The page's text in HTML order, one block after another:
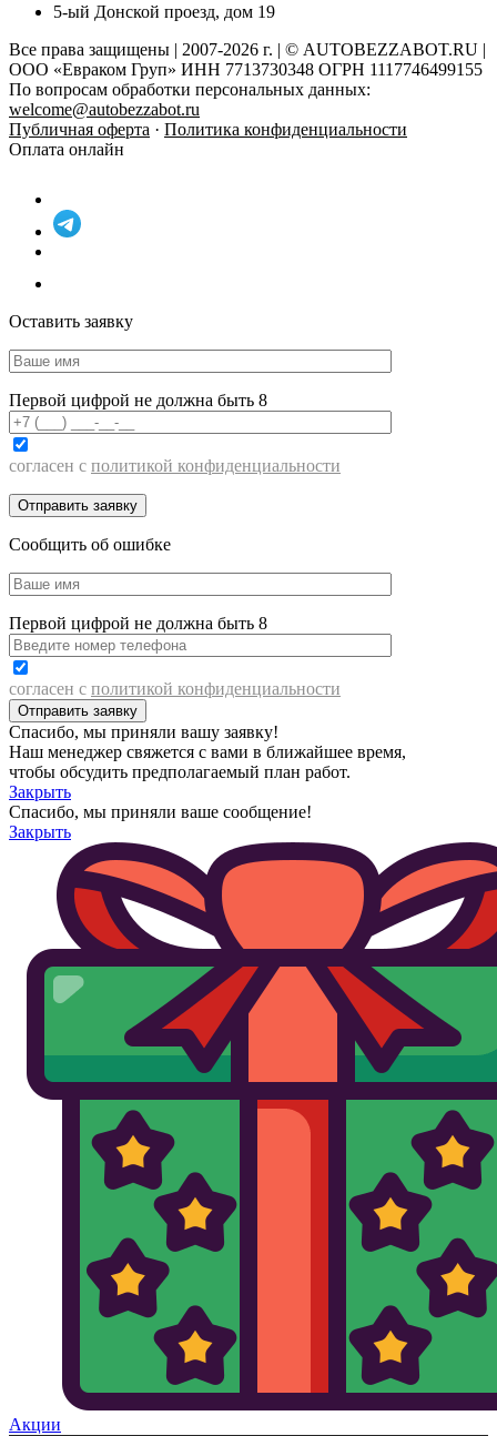
5-ый Донской проезд, дом 19
Все права защищены | 2007-2026 г. | © AUTOBEZZABOT.RU |
ООО «Евраком Груп» ИНН 7713730348 ОГРН 1117746499155
По вопросам обработки персональных данных:
welcome@autobezzabot.ru
Публичная оферта · Политика конфиденциальности
Оплата онлайн
Оставить заявку
Первой цифрой не должна быть 8
согласен с политикой конфиденциальности
Сообщить об ошибке
Первой цифрой не должна быть 8
согласен с политикой конфиденциальности
Спасибо, мы приняли вашу заявку!
Наш менеджер свяжется с вами в ближайшее время,
чтобы обсудить предполагаемый план работ.
Закрыть
Спасибо, мы приняли ваше сообщение!
Закрыть
Акции